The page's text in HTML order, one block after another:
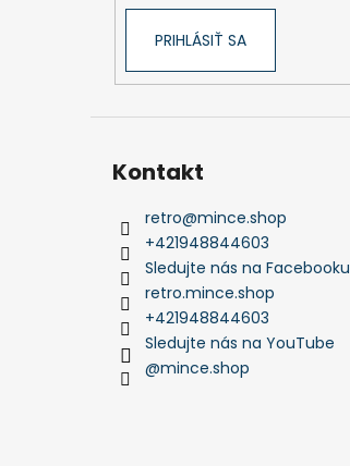
PRIHLÁSIŤ SA
Kontakt
retro@mince.shop
+421948844603
Sledujte nás na Facebooku
retro.mince.shop
+421948844603
Sledujte nás na YouTube
@mince.shop